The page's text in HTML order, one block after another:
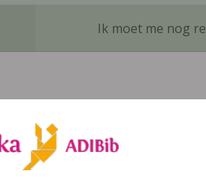
Ik moet me nog
Inloggen